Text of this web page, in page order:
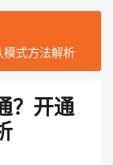
式方法解析
？开通